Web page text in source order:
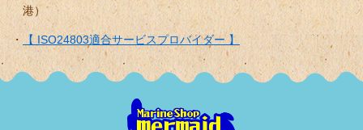
港）
【 ISO24803適合サービスプロバイダー 】